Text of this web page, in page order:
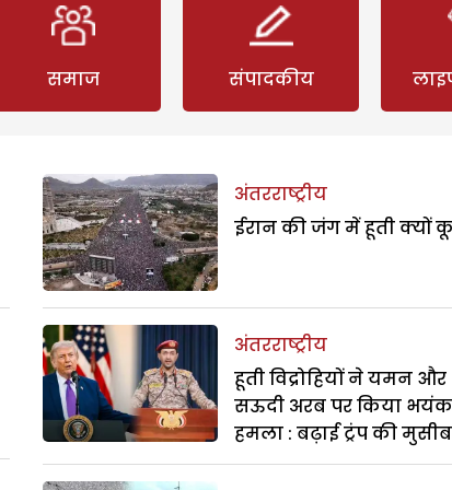
समाज संपादकीय
अंतरराष्ट्रीय
ईरान की जंग में हूती क्यों
अंतरराष्ट्रीय
हूती विद्रोहियों ने यमन और
सऊदी अरब पर किया
हमला : बढ़ाई ट्रंप की